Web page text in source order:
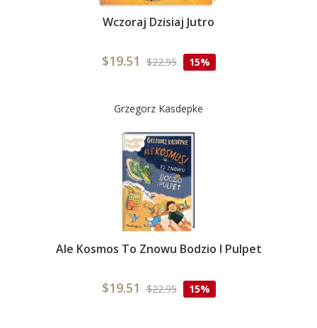
Wczoraj Dzisiaj Jutro
$19.51 $22.95 15%
Grzegorz Kasdepke
Ale Kosmos To Znowu Bodzio I Pulpet
$19.51 $22.95 15%